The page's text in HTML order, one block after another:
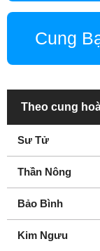
Cung
Theo cung
Sư Tử
Thần Nông
Bảo Bình
Kim Ngưu